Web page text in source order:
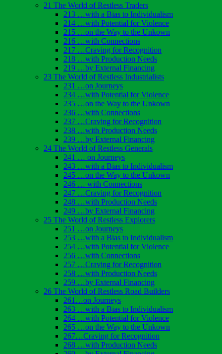
21 The World of Restless Traders
213 …with a Bias to Individualism
214 …with Potential for Violence
215 …on the Way to the Unkown
216 …with Connections
217 …Craving for Recognition
218 …with Production Needs
219 …by External Financing
23 The World of Restless Industrialists
231 …on Journeys
234 …with Potential for Violence
235 …on the Way to the Unkown
236 …with Connections
237 …Craving for Recognition
238 …with Production Needs
239 …by External Financing
24 The World of Restless Generals
241 … on Journeys
243 …with a Bias to Individualism
245 …on the Way to the Unkown
246 … with Connections
247 …Craving for Recognition
248 …with Production Needs
249 …by External Financing
25 The World of Restless Explorers
251 …on Journeys
253 …with a Bias to Individualism
254 …with Potential for Violence
256 …with Connections
257 …Craving for Recognition
258 …with Production Needs
259 …by External Financing
26 The World of Restless Road Builders
261…on Journeys
263 …with a Bias to Individualism
264 …with Potential for Violence
265 …on the Way to the Unkown
267…Craving for Recognition
268 …with Production Needs